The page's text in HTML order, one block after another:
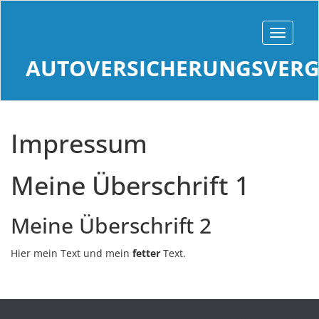
Impressum
Meine Überschrift 1
Meine Überschrift 2
Hier mein Text und mein fetter Text.